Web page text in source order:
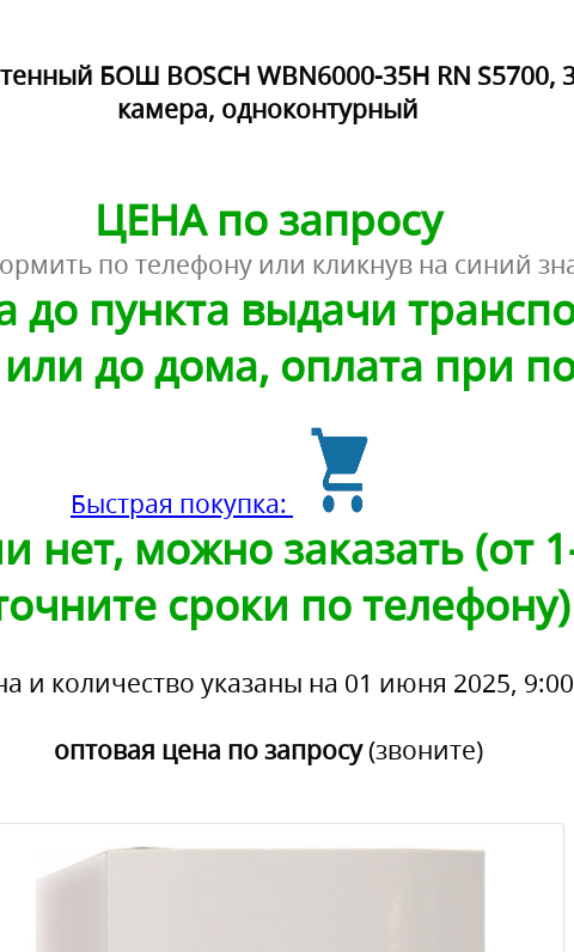
БОШ BOSCH WBN6000-35H RN S5700,
камера, одноконтурный
ЦЕНА по запросу
по телефону или кликнув на синий
до пункта выдачи
до дома, оплата при
Быстрая покупка:
нет, можно заказать (от
сроки по телефону)
и количество указаны на 01 июня 2025, 9:00
оптовая цена по запросу(звоните)